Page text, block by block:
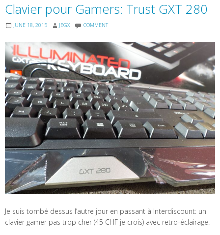
Clavier pour Gamers: Trust GXT 280
JUNE 18, 2015 JEGX COMMENT
Je suis tombé dessus l’autre jour en passant à Interdiscount: un
clavier gamer pas trop cher (45 CHF je crois) avec retro-éclairage.